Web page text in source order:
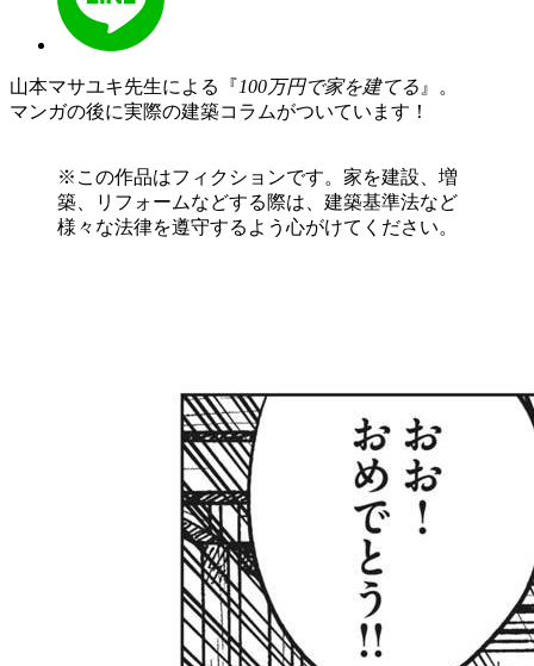
山本マサユキ先生による『100万円で家を建てる 』。
マンガの後に実際の建築コラムがついています！
※この作品はフィクションです。家を建設、増
築、リフォームなどする際は、建築基準法など
様々な法律を遵守するよう心がけてください。